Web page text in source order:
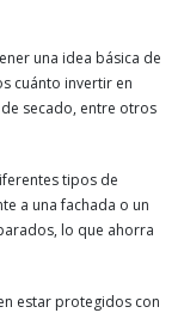
una idea básica de
cuánto invertir en
secado, entre otros
tipos de
a una fachada o un
lo que ahorra
estar protegidos con